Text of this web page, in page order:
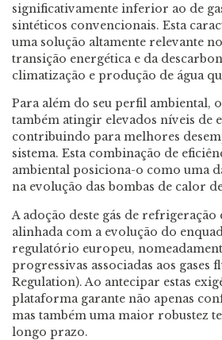
significativamente inferior ao de
sintéticos convencionais. Esta
uma solução altamente relevante
transição energética e da
climatização e produção de água
Para além do seu perfil ambiental,
também atingir elevados níveis de
contribuindo para melhores
sistema. Esta combinação de
ambiental posiciona-o como uma
na evolução das bombas de calor
A adoção deste gás de refrigeração
alinhada com a evolução do
regulatório europeu,
progressivas associadas aos gases
Regulation). Ao antecipar estas
plataforma garante não apenas
mas também uma maior robustez
longo prazo.